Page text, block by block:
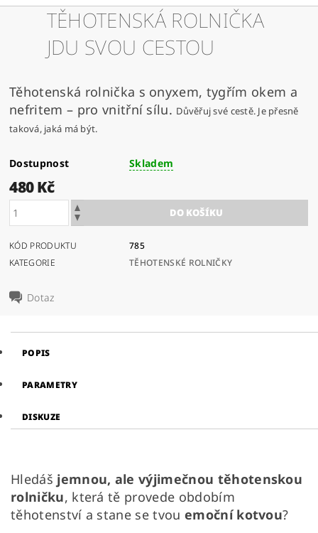
TĚHOTENSKÁ ROLNIČKA
JDU SVOU CESTOU
Těhotenská rolnička s onyxem, tygřím okem a
nefritem – pro vnitřní sílu. Důvěřuj své cestě. Je přesně
taková, jaká má být.
Dostupnost Skladem
480 Kč
KÓD PRODUKTU
785
KATEGORIE
TĚHOTENSKÉ ROLNIČKY
Dotaz
POPIS
PARAMETRY
DISKUZE
Hledáš jemnou, ale výjimečnou těhotenskou
rolničku, která tě provede obdobím
těhotenství a stane se tvou emoční kotvou?